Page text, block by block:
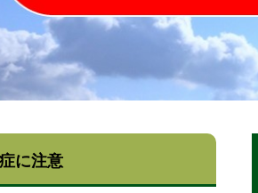
に注意